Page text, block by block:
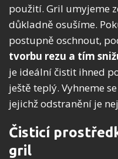
použití. Gril umyjeme
důkladně osušíme.
postupně oschnout,
tvorbu rezu a tím
je ideální čistit ihned
ještě teplý. Vyhneme
jejichž odstranění je
Čisticí
gril